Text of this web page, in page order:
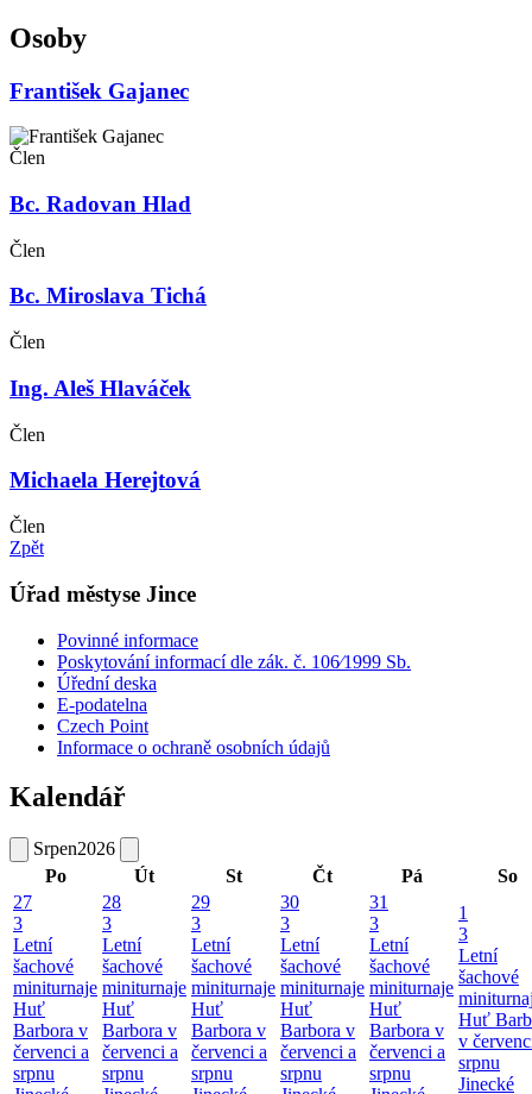
Osoby
František Gajanec
Člen
Bc. Radovan Hlad
Člen
Bc. Miroslava Tichá
Člen
Ing. Aleš Hlaváček
Člen
Michaela Herejtová
Člen
Zpět
Úřad městyse Jince
Povinné informace
Poskytování informací dle zák. č. 106⁄1999 Sb.
Úřední deska
E-podatelna
Czech Point
Informace o ochraně osobních údajů
Kalendář
Srpen2026
Po
Út St Čt Pá
So
27
3
Letní
šachové
miniturnaje
Huť
Barbora v
červenci a
srpnu
28
3
Letní
šachové
miniturnaje
Huť
Barbora v
červenci a
srpnu
29
3
Letní
šachové
miniturnaje
Huť
Barbora v
červenci a
srpnu
30
3
Letní
šachové
miniturnaje
Huť
Barbora v
červenci a
srpnu
31
3
Letní
šachové
miniturnaje
Huť
Barbora v
červenci a
srpnu
1
3
Letní
šachové
Huť
v
srpnu
Jinecké